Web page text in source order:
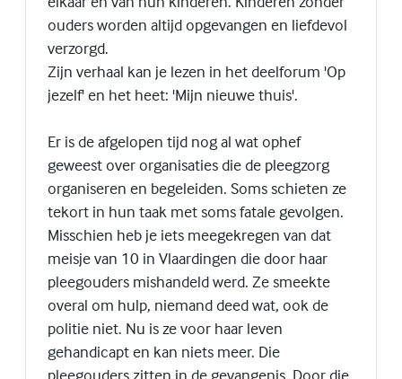
ouders worden altijd opgevangen en liefdevol
verzorgd.
Zijn verhaal kan je lezen in het deelforum 'Op
jezelf' en het heet: 'Mijn nieuwe thuis'.
Er is de afgelopen tijd nog al wat ophef
geweest over organisaties die de pleegzorg
organiseren en begeleiden. Soms schieten ze
tekort in hun taak met soms fatale gevolgen.
Misschien heb je iets meegekregen van dat
meisje van 10 in Vlaardingen die door haar
pleegouders mishandeld werd. Ze smeekte
overal om hulp, niemand deed wat, ook de
politie niet. Nu is ze voor haar leven
gehandicapt en kan niets meer. Die